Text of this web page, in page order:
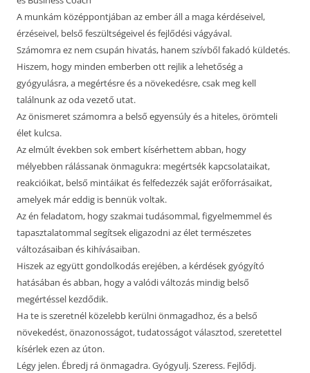
A munkám középpontjában az ember áll a maga kérdéseivel,
érzéseivel, belső feszültségeivel és fejlődési vágyával.
Számomra ez nem csupán hivatás, hanem szívből fakadó küldetés.
Hiszem, hogy minden emberben ott rejlik a lehetőség a
gyógyulásra, a megértésre és a növekedésre, csak meg kell
találnunk az oda vezető utat.
Az önismeret számomra a belső egyensúly és a hiteles, örömteli
élet kulcsa.
Az elmúlt években sok embert kísérhettem abban, hogy
mélyebben rálássanak önmagukra: megértsék kapcsolataikat,
reakcióikat, belső mintáikat és felfedezzék saját erőforrásaikat,
amelyek már eddig is bennük voltak.
Az én feladatom, hogy szakmai tudásommal, figyelmemmel és
tapasztalatommal segítsek eligazodni az élet természetes
változásaiban és kihívásaiban.
Hiszek az együtt gondolkodás erejében, a kérdések gyógyító
hatásában és abban, hogy a valódi változás mindig belső
megértéssel kezdődik.
Ha te is szeretnél közelebb kerülni önmagadhoz, és a belső
növekedést, önazonosságot, tudatosságot választod, szeretettel
kísérlek ezen az úton.
Légy jelen. Ébredj rá önmagadra. Gyógyulj. Szeress. Fejlődj.